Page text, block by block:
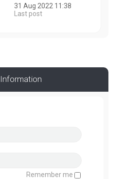
31 Aug 2022 11:38
Last post
Information
Remember me